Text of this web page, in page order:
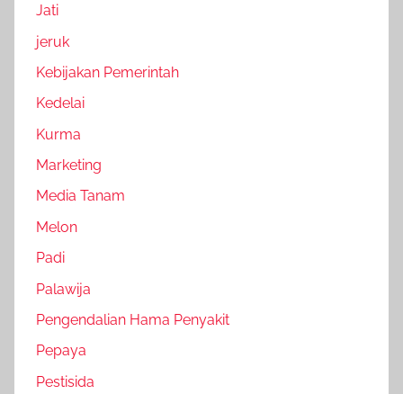
Jati
jeruk
Kebijakan Pemerintah
Kedelai
Kurma
Marketing
Media Tanam
Melon
Padi
Palawija
Pengendalian Hama Penyakit
Pepaya
Pestisida